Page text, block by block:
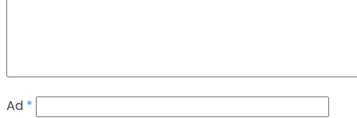
Ad *